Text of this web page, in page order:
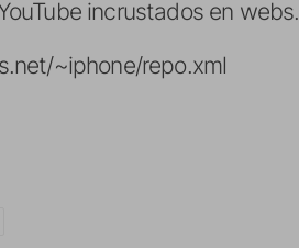
incrustados en webs.
~iphone/repo.xml